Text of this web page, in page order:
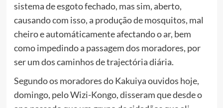
sistema de esgoto fechado, mas sim, aberto,
causando com isso, a produção de mosquitos, mal
cheiro e automáticamente afectando o ar, bem
como impedindo a passagem dos moradores, por
ser um dos caminhos de trajectória diária.
Segundo os moradores do Kakuiya ouvidos hoje,
domingo, pelo Wizi-Kongo, disseram que desde o